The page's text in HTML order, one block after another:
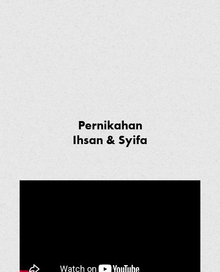
Pernikahan
Ihsan & Syifa